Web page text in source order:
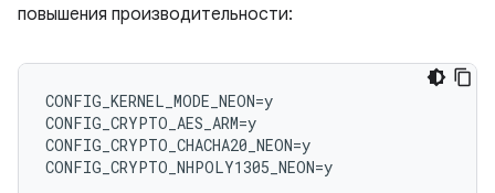
повышения производительности:
CONFIG_KERNEL_MODE_NEON=y
CONFIG_CRYPTO_AES_ARM=y
CONFIG_CRYPTO_CHACHA20_NEON=y